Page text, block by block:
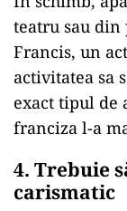
teatru sau
Francis, un
activitatea sa
exact tipul de
franciza l-a
4. Trebuie
carismatic